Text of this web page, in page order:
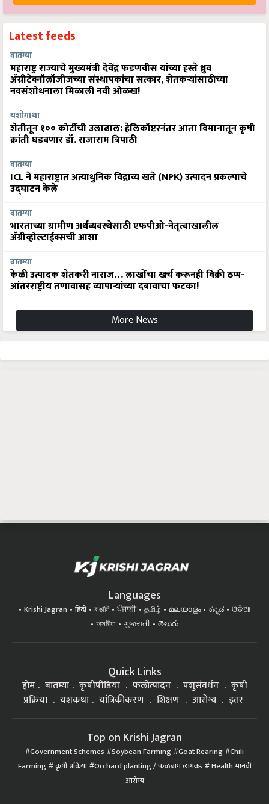
बातम्या
महाराष्ट्र राज्याचे मुख्यमंत्री देवेंद्र फडणवीस यांच्या हस्ते ध्रुव
ॲग्रीटेक्नॉलॉजीजच्या संस्थापकांचा सत्कार, शेतकऱ्यांसाठीच्या
नवसंशोधनाला मिळाली नवी ओळख!
शेतीतून १०० कोटींची उलाढाल: हेलिकॉप्टरनंतर आता विमानातून कृषी
क्रांती घडवणार डॉ. राजाराम त्रिपाठी
ICL ने महाराष्ट्रात अत्याधुनिक विद्राव्य खते (NPK) उत्पादन प्रकल्पाचे
उद्घाटन केले
भारताच्या ग्रामीण अर्थव्यवस्थेसाठी एफपीओ-नेतृत्वाखालील
अ‍ॅग्रीव्होल्टाईक्सची आशा
केळी उत्पादक शेतकरी नाराज… लाखोंचा खर्च करूनही विक्री ठप्प-
आंतरराष्ट्रीय तणावासह व्यापाऱ्यांच्या दबावाचा फटका!
More News
বাঙালি ਪੰਜਾਬੀ தமிழ்
অসমীয়া
ગુજરાતી తెలుగు
कृषीपीडिया फलोत्पादन
प्रक्रिया
यशकथा यांत्रिकीकरण शिक्षण आरोग्य इतर
Government Schemes Soybean Farming Goat Rearing
Farming कृषी प्रक्रिया Orchard planting / फळबाग लागवड Health मानवी
आरोग्य